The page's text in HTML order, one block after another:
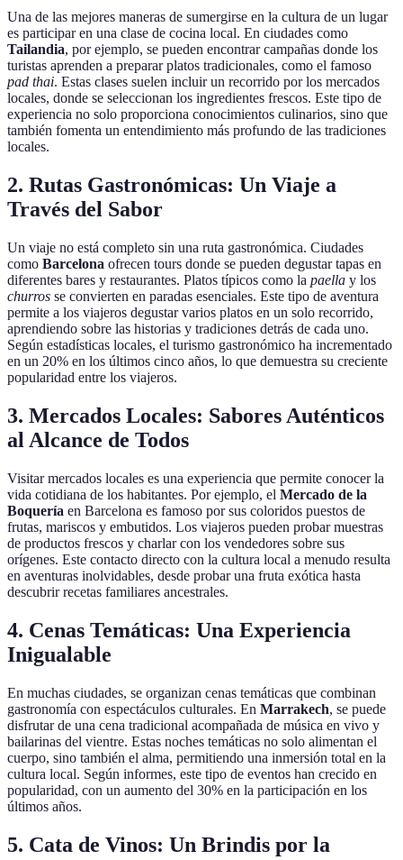
Una de las mejores maneras de sumergirse en la cultura de un lugar
es participar en una clase de cocina local. En ciudades como
Tailandia, por ejemplo, se pueden encontrar campañas donde los
turistas aprenden a preparar platos tradicionales, como el famoso
pad thai. Estas clases suelen incluir un recorrido por los mercados
locales, donde se seleccionan los ingredientes frescos. Este tipo de
experiencia no solo proporciona conocimientos culinarios, sino que
también fomenta un entendimiento más profundo de las tradiciones
locales.
2. Rutas Gastronómicas: Un Viaje a
Través del Sabor
Un viaje no está completo sin una ruta gastronómica. Ciudades
como Barcelona ofrecen tours donde se pueden degustar tapas en
diferentes bares y restaurantes. Platos típicos como la paella y los
churros se convierten en paradas esenciales. Este tipo de aventura
permite a los viajeros degustar varios platos en un solo recorrido,
aprendiendo sobre las historias y tradiciones detrás de cada uno.
Según estadísticas locales, el turismo gastronómico ha incrementado
en un 20% en los últimos cinco años, lo que demuestra su creciente
popularidad entre los viajeros.
3. Mercados Locales: Sabores Auténticos
al Alcance de Todos
Visitar mercados locales es una experiencia que permite conocer la
vida cotidiana de los habitantes. Por ejemplo, el Mercado de la
Boquería en Barcelona es famoso por sus coloridos puestos de
frutas, mariscos y embutidos. Los viajeros pueden probar muestras
de productos frescos y charlar con los vendedores sobre sus
orígenes. Este contacto directo con la cultura local a menudo resulta
en aventuras inolvidables, desde probar una fruta exótica hasta
descubrir recetas familiares ancestrales.
4. Cenas Temáticas: Una Experiencia
Inigualable
En muchas ciudades, se organizan cenas temáticas que combinan
gastronomía con espectáculos culturales. En Marrakech, se puede
disfrutar de una cena tradicional acompañada de música en vivo y
bailarinas del vientre. Estas noches temáticas no solo alimentan el
cuerpo, sino también el alma, permitiendo una inmersión total en la
cultura local. Según informes, este tipo de eventos han crecido en
popularidad, con un aumento del 30% en la participación en los
últimos años.
5. Cata de Vinos: Un Brindis por la